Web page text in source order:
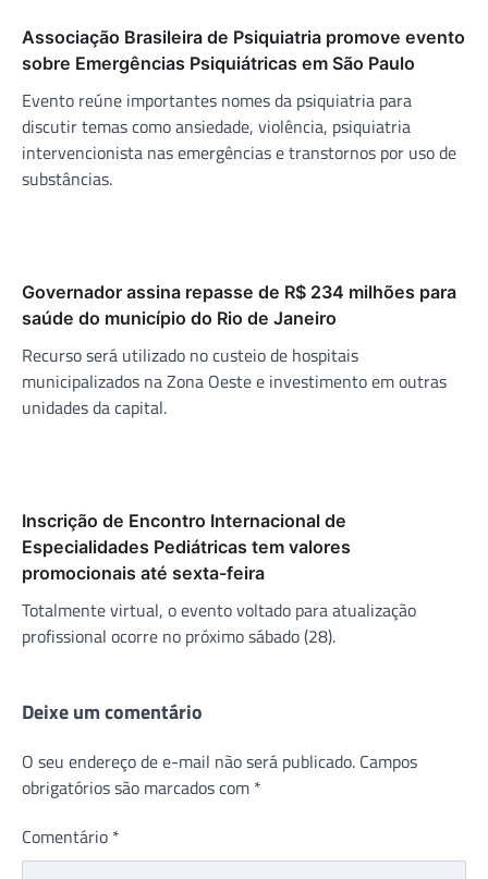
Associação Brasileira de Psiquiatria promove evento
sobre Emergências Psiquiátricas em São Paulo
Evento reúne importantes nomes da psiquiatria para
discutir temas como ansiedade, violência, psiquiatria
intervencionista nas emergências e transtornos por uso de
substâncias.
Governador assina repasse de R$ 234 milhões para
saúde do município do Rio de Janeiro
Recurso será utilizado no custeio de hospitais
municipalizados na Zona Oeste e investimento em outras
unidades da capital.
Inscrição de Encontro Internacional de
Especialidades Pediátricas tem valores
promocionais até sexta-feira
Totalmente virtual, o evento voltado para atualização
profissional ocorre no próximo sábado (28).
Deixe um comentário
O seu endereço de e-mail não será publicado. Campos
obrigatórios são marcados com *
Comentário *